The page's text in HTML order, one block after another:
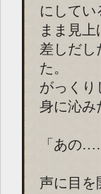
にしてい
まま見
差しだし
た。
がっくり
身に沁み
「あの
声に目を